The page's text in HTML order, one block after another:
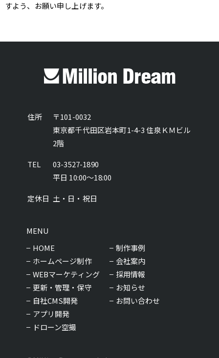
すよう、お願い申し上げます。
住所
〒101-0032
東京都千代田区岩本町1-4-3 住泉ＫＭビル
2階
TEL
03-3527-1890
平日 10:00～18:00
定休日 土・日・祝日
MENU
HOME
ホームページ制作
WEBマーケティング
更新・管理・保守
自社CMS開発
アプリ開発
ドローン空撮
制作事例
会社案内
採用情報
お知らせ
お問い合わせ